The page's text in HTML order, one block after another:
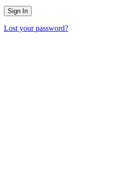
Lost your password?